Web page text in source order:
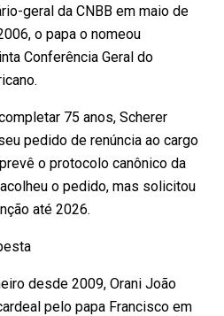
geral da CNBB em maio de
o papa o nomeou
Conferência Geral do
75 anos, Scherer
pedido de renúncia ao cargo
o protocolo canônico da
o pedido, mas solicitou
até 2026.
desde 2009, Orani João
pelo papa Francisco em